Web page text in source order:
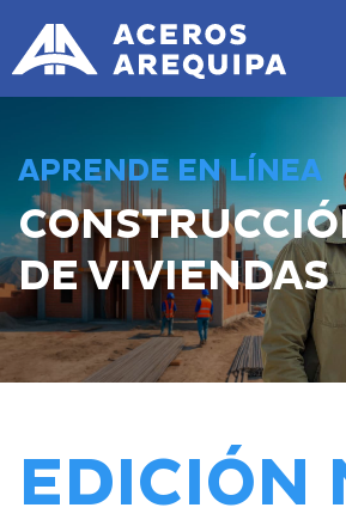
APRENDE EN LÍNEA
DE VIVIENDAS
EDICIÓN